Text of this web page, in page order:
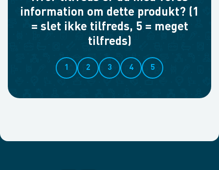
information om dette produkt? (1
= slet ikke tilfreds, 5 = meget
tilfreds)
1 2 3 4 5